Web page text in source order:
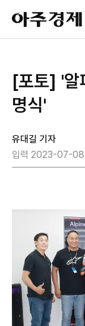
아
주
경
[포토] '알
명식'
유대길 기자
입력 2023-07-